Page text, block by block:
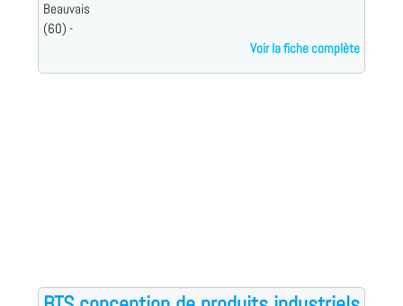
Beauvais
(60) -
Voir la fiche complète